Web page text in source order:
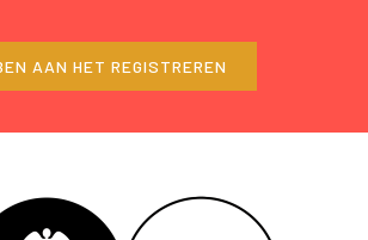
AAN HET REGISTREREN